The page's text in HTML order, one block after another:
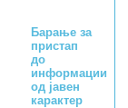
Барање за
пристап
до
информации
од јавен
карактер